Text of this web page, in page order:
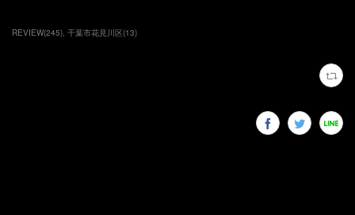
REVIEW(245) 千葉市花見川区(13)